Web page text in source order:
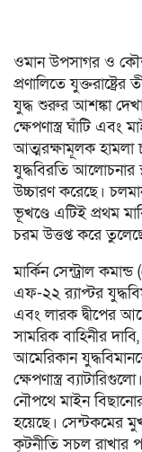
ওমান উপসাগর ও
প্রণালিতে
যুদ্ধ শুরুর আশঙ্কা
ক্ষেপণাস্ত্র ঘাঁটি এবং
আত্মরক্ষামূলক হামলা
যুদ্ধবিরতি আলোচনার
উচ্চারণ করেছে।
ভূখণ্ডে এটিই প্রথম
চরম উত্তপ্ত করে
মার্কিন সেন্ট্রাল
এফ-২২ র‍্যাপ্টর
এবং লারক দ্বীপের
সামরিক বাহিনীর
আমেরিকান
ক্ষেপণাস্ত্র
নৌপথে মাইন
হয়েছে। সেন্টকমের
কূটনীতি সচল রাখার